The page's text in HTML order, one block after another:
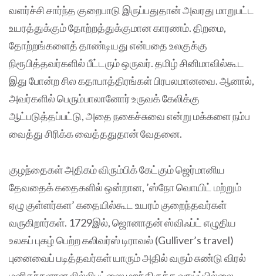
வளர்ச்சி சார்ந்த குறைபாடு இருப்பதுதான் அவரது மாறுபட்ட
உயரத்துக்கும் தோற்றத்துக்குமான காரணம். திறமை,
தோற்றங்களைத் தாண்டியது என்பதை உலகுக்கு
நிரூபித்தவர்களில் பீட்டரும் ஒருவர்‌. தமிழ் சினிமாவில்கூட
இது போன்ற சில கதாபாத்திரங்கள் பிரபலமானவை. ஆனால்,
அவர்களில் பெரும்பாலானோர் உருவக் கேலிக்கு
ஆட்படுத்தப்பட்டு, அதை நகைச்சுவை என்று மக்களை நம்ப
வைத்து சிரிக்க வைத்ததுதான் வேதனை.
குழந்தைகள் அதிகம் விரும்பிக் கேட்கும் ஜெர்மானிய
தேவதைக் கதைகளில் ஒன்றான, ’ஸ்நோ வொயிட் மற்றும்
ஏழு குள்ளர்கள’ கதையில்கூட உயரம் குறைந்தவர்கள்
வருகிறார்கள். 1729இல், ஜொனாதன் ஸ்விஃப்ட் எழுதிய
உலகப் புகழ் பெற்ற கலிவர்ஸ் டிராவல் (Gulliver’s travel)
புனைவைப் படித்தவர்கள் யாரும் அதில் வரும் சுண்டு விரல்